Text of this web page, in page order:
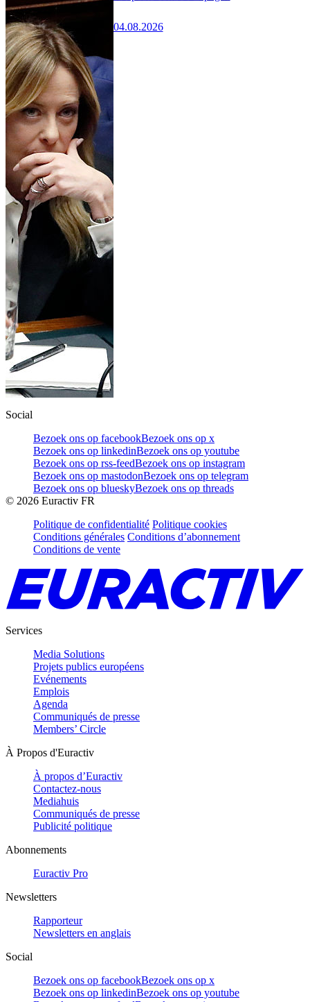
04.08.2026
Social
Bezoek ons op facebookBezoek ons op x
Bezoek ons op linkedinBezoek ons op youtube
Bezoek ons op rss-feedBezoek ons op instagram
Bezoek ons op mastodonBezoek ons op telegram
Bezoek ons op blueskyBezoek ons op threads
© 2026 Euractiv FR
Politique de confidentialité Politique cookies
Conditions générales Conditions d’abonnement
Conditions de vente
Services
Media Solutions
Projets publics européens
Evénements
Emplois
Agenda
Communiqués de presse
Members’ Circle
À Propos d'Euractiv
À propos d’Euractiv
Contactez-nous
Mediahuis
Communiqués de presse
Publicité politique
Abonnements
Euractiv Pro
Newsletters
Rapporteur
Newsletters en anglais
Social
Bezoek ons op facebookBezoek ons op x
Bezoek ons op linkedinBezoek ons op youtube